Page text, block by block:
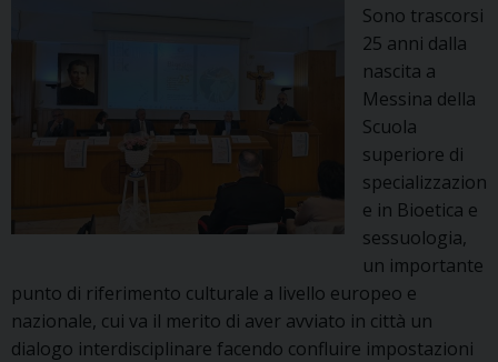
Sono trascorsi
25 anni dalla
nascita a
Messina della
Scuola
superiore di
specializzazion
e in Bioetica e
sessuologia,
un importante
punto di riferimento culturale a livello europeo e
nazionale, cui va il merito di aver avviato in città un
dialogo interdisciplinare facendo confluire impostazioni